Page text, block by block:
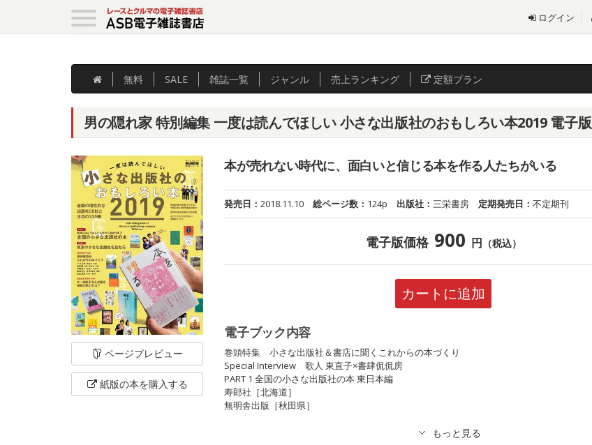
ログイン
無料 SALE 雑誌一覧 ジャンル 売上ランキング 定額プラン
男の隠れ家 特別編集 一度は読んでほしい 小さな出版社のおもしろい本2019 電子版
ページプレビュー
紙版の本を購入する
本が売れない時代に、面白いと信じる本を作る人たちがいる
発売日：2018.11.10 総ページ数： 124p 出版社：三栄書房 定期発売日：不定期刊
電子版価格 900 円 （税込）
カートに追加
電子ブック内容
巻頭特集 小さな出版社＆書店に聞くこれからの本づくり
Special Interview 歌人 東直子×書肆侃侃房
PART 1 全国の小さな出版社の本 東日本編
寿郎社［北海道］
無明舎出版［秋田県］